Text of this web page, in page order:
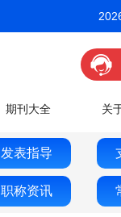
期刊大全 关
发表指导
职称资讯